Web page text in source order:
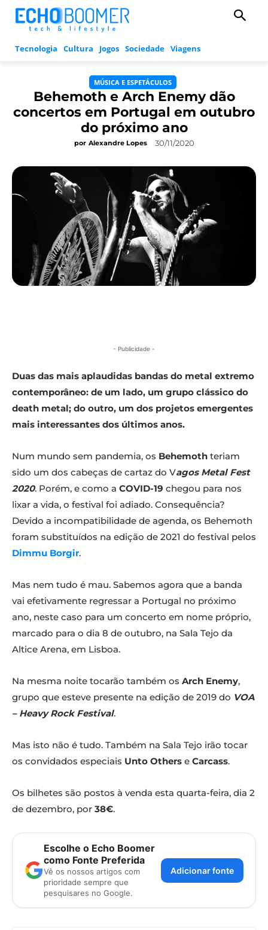
Tecnologia Cultura Jogos Sociedade Viagens
MÚSICA E ESPETÁCULOS
Behemoth e Arch Enemy dão
concertos em Portugal em outubro
do próximo ano
por Alexandre Lopes 30/11/2020
- Publicidade -
Duas das mais aplaudidas bandas do metal extremo
contemporâneo: de um lado, um grupo clássico do
death metal; do outro, um dos projetos emergentes
mais interessantes dos últimos anos.
Num mundo sem pandemia, os Behemoth teriam
sido um dos cabeças de cartaz do Vagos Metal Fest
2020. Porém, e como a COVID-19 chegou para nos
lixar a vida, o festival foi adiado. Consequência?
Devido a incompatibilidade de agenda, os Behemoth
foram substituídos na edição de 2021 do festival pelos
Dimmu Borgir.
Mas nem tudo é mau. Sabemos agora que a banda
vai efetivamente regressar a Portugal no próximo
ano, neste caso para um concerto em nome próprio,
marcado para o dia 8 de outubro, na Sala Tejo da
Altice Arena, em Lisboa.
Na mesma noite tocarão também os Arch Enemy,
grupo que esteve presente na edição de 2019 do VOA
– Heavy Rock Festival.
Mas isto não é tudo. Também na Sala Tejo irão tocar
os convidados especiais Unto Others e Carcass.
Os bilhetes são postos à venda esta quarta-feira, dia 2
de dezembro, por 38€.
Escolhe o Echo Boomer
como Fonte Preferida
Vê os nossos artigos com
prioridade sempre que
pesquisares no Google.
Adicionar fonte